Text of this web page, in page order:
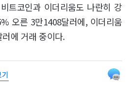
트코인과 이더리움도 나란히 강
오른 3만1408달러에, 이더리움
에 거래 중이다.